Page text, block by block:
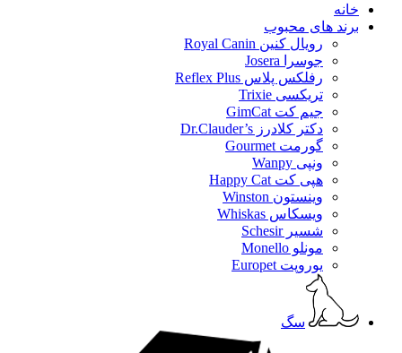
خانه
برند های محبوب
رویال کنین Royal Canin
جوسرا Josera
رفلکس پلاس Reflex Plus
تریکسی Trixie
جیم کت GimCat
دکتر کلادرز Dr.Clauder’s
گورمت Gourmet
ونپی Wanpy
هپی کت Happy Cat
وینستون Winston
ویسکاس Whiskas
شسیر Schesir
مونلو Monello
یوروپت Europet
سگ